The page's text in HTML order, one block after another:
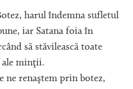
harul îndemna sufletul
iar Satana foia în
să stăvilească toate
ale minţii.
ne renaştem prin botez,